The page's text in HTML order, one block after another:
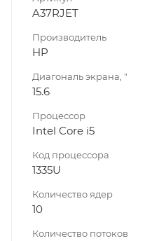
A37RJET
Производитель
HP
Диагональ экрана, "
15.6
Процессор
Intel Core i5
Код процессора
1335U
Количество ядер
10
Количество потоков